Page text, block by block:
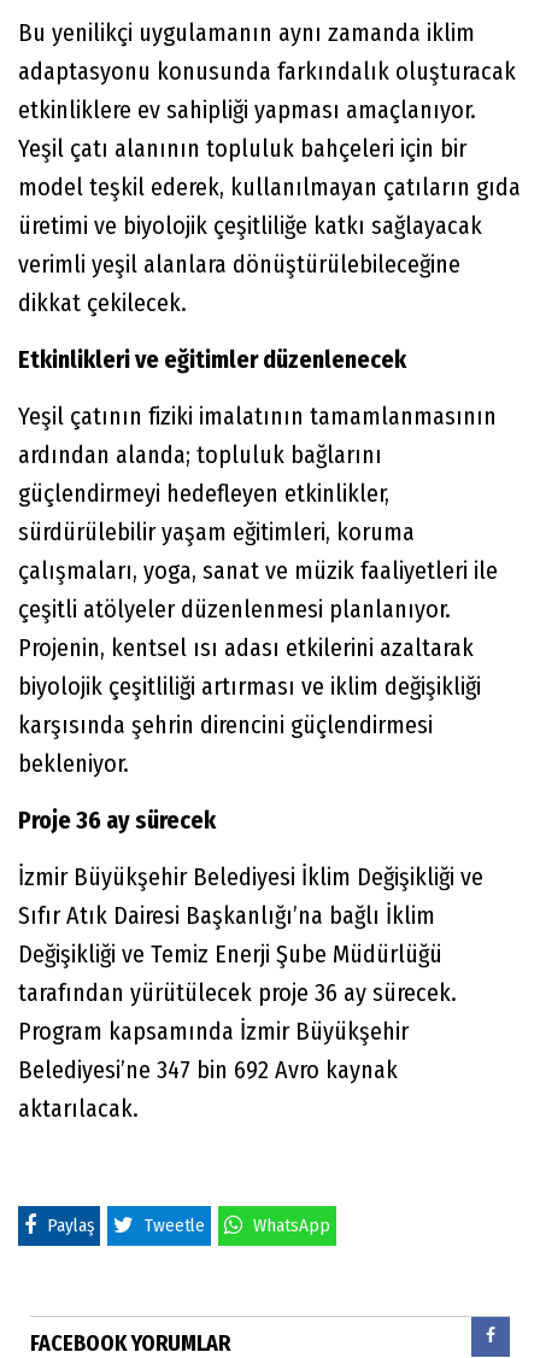
Bu yenilikçi uygulamanın aynı zamanda iklim
adaptasyonu konusunda farkındalık oluşturacak
etkinliklere ev sahipliği yapması amaçlanıyor.
Yeşil çatı alanının topluluk bahçeleri için bir
model teşkil ederek, kullanılmayan çatıların gıda
üretimi ve biyolojik çeşitliliğe katkı sağlayacak
verimli yeşil alanlara dönüştürülebileceğine
dikkat çekilecek.
Etkinlikleri ve eğitimler düzenlenecek
Yeşil çatının fiziki imalatının tamamlanmasının
ardından alanda; topluluk bağlarını
güçlendirmeyi hedefleyen etkinlikler,
sürdürülebilir yaşam eğitimleri, koruma
çalışmaları, yoga, sanat ve müzik faaliyetleri ile
çeşitli atölyeler düzenlenmesi planlanıyor.
Projenin, kentsel ısı adası etkilerini azaltarak
biyolojik çeşitliliği artırması ve iklim değişikliği
karşısında şehrin direncini güçlendirmesi
bekleniyor.
Proje 36 ay sürecek
İzmir Büyükşehir Belediyesi İklim Değişikliği ve
Sıfır Atık Dairesi Başkanlığı’na bağlı İklim
Değişikliği ve Temiz Enerji Şube Müdürlüğü
tarafından yürütülecek proje 36 ay sürecek.
Program kapsamında İzmir Büyükşehir
Belediyesi’ne 347 bin 692 Avro kaynak
aktarılacak.
Paylaş Tweetle WhatsApp
FACEBOOK YORUMLAR